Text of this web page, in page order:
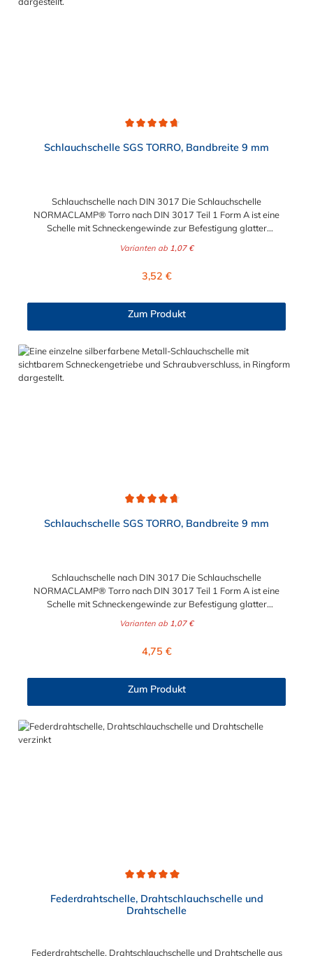
Schlauchschelle SGS TORRO, Bandbreite 9 mm
Schlauchschelle nach DIN 3017 Die Schlauchschelle
NORMACLAMP® Torro nach DIN 3017 Teil 1 Form A ist eine
Schelle mit Schneckengewinde zur Befestigung glatter
aus, ist einfach montierbar, wiederverwendbar und durch ihre
somit die richtige Wahl für Schlauchverbindungen jeglicher Art.
210 mm in verschiedenen Abstufungen frei wählbar.
Varianten ab 1,07 €
Regulärer Preis:
3,52 €
Zum Produkt
Schlauchschelle SGS TORRO, Bandbreite 9 mm
Schlauchschelle nach DIN 3017 Die Schlauchschelle
NORMACLAMP® Torro nach DIN 3017 Teil 1 Form A ist eine
Schelle mit Schneckengewinde zur Befestigung glatter
aus, ist einfach montierbar, wiederverwendbar und durch ihre
somit die richtige Wahl für Schlauchverbindungen jeglicher Art.
210 mm in verschiedenen Abstufungen frei wählbar.
Varianten ab 1,07 €
Regulärer Preis:
4,75 €
Zum Produkt
Federdrahtschelle, Drahtschlauchschelle und
Drahtschelle
Federdrahtschelle, Drahtschlauchschelle und Drahtschelle aus